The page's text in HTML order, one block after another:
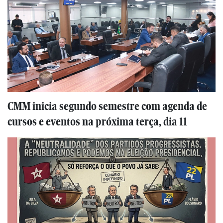
CMM inicia segundo semestre com agenda de
cursos e eventos na próxima terça, dia 11